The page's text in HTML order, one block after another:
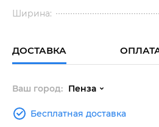
Ширина:
ДОСТАВКА
Ваш город: Пенза
Бесплатная доставка